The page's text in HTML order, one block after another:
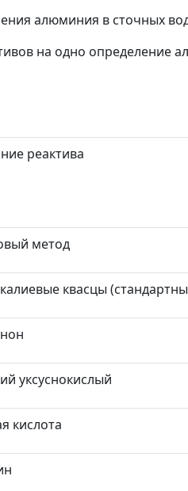
алюминия в сточных
на одно определение
реактива
метод
квасцы
уксуснокислый
кислота